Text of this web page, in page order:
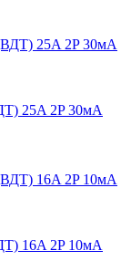
25A 2P 30мА
16A 2P 10мА